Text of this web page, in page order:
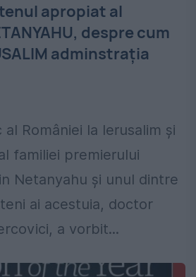
apropiat al
despre cum
adminstraţia
României la Ierusalim şi
familiei premierului
Netanyahu şi unul dintre
ai acestuia, doctor
a vorbit...